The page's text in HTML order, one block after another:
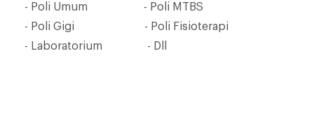
- Poli Umum - Poli MTBS
- Poli Gigi - Poli Fisioterapi
- Laboratorium - Dll